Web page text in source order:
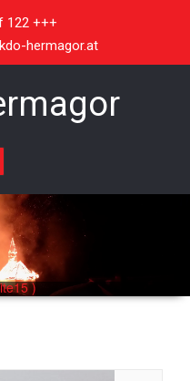
122 +++
hermagor.at
)